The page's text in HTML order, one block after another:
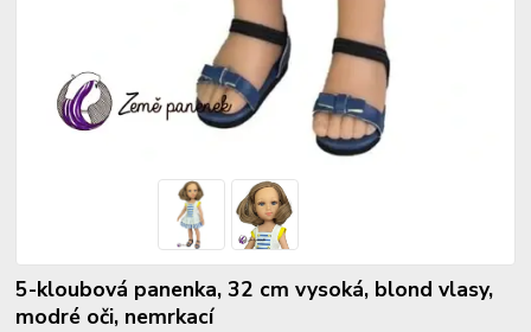
5-kloubová panenka, 32 cm vysoká, blond vlasy,
modré oči, nemrkací